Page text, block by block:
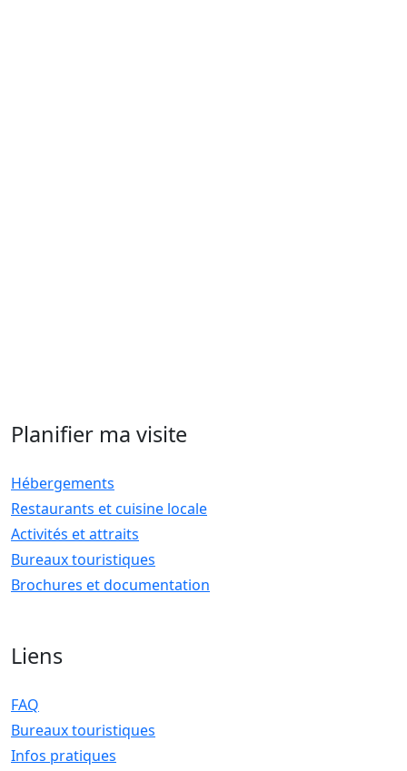
Planifier ma visite
Hébergements
Restaurants et cuisine locale
Activités et attraits
Bureaux touristiques
Brochures et documentation
Liens
FAQ
Bureaux touristiques
Infos pratiques